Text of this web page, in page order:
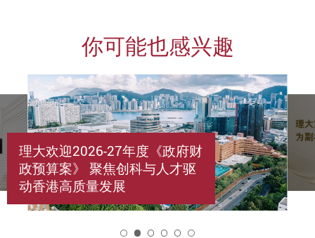
你可能也感兴趣
理大欢迎2026-27年度《政府财
政预算案》 聚焦创科与人才驱
动香港高质量发展